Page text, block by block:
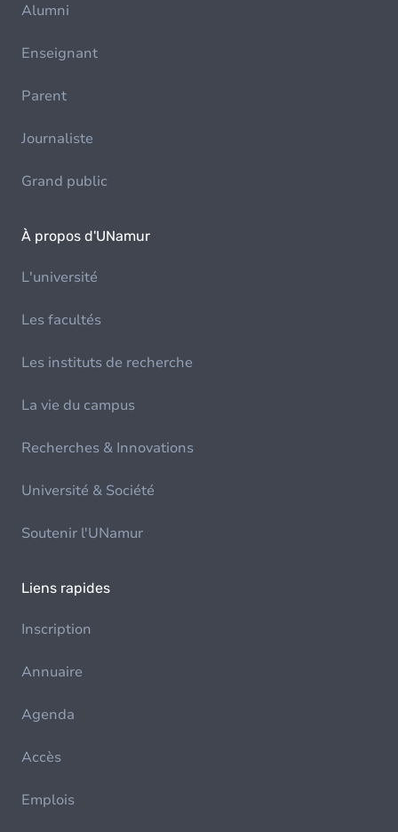
Alumni
Enseignant
Parent
Journaliste
Grand public
À propos d'UNamur
L'université
Les facultés
Les instituts de recherche
La vie du campus
Recherches & Innovations
Université & Société
Soutenir l'UNamur
Liens rapides
Inscription
Annuaire
Agenda
Accès
Emplois